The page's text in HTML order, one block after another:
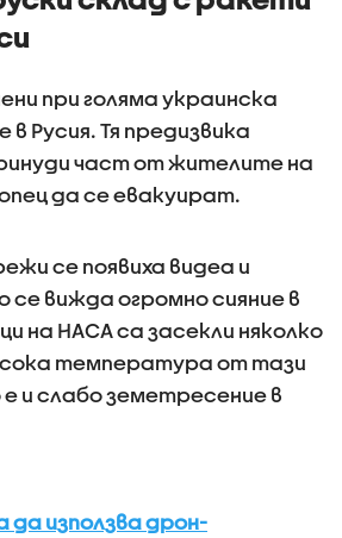
при голяма украинска
Русия. Тя предизвика
част от жителите на
да се евакуират.
се появиха видеа и
се вижда огромно сияние в
на НАСА са засекли няколко
температура от тази
и слабо земетресение в
да използва дрон-